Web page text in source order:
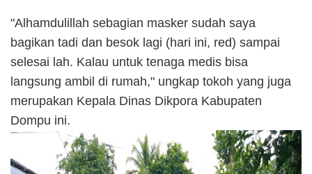
"Alhamdulillah sebagian masker sudah saya
bagikan tadi dan besok lagi (hari ini, red) sampai
selesai lah. Kalau untuk tenaga medis bisa
langsung ambil di rumah," ungkap tokoh yang juga
merupakan Kepala Dinas Dikpora Kabupaten
Dompu ini.